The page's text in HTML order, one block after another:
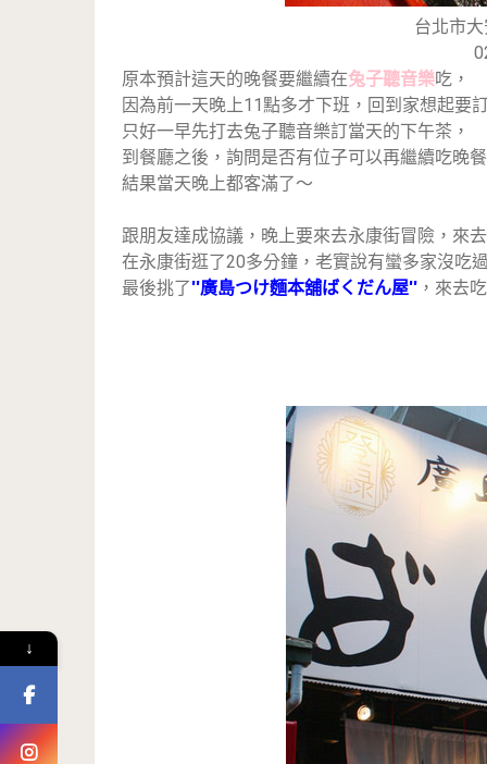
台北市
原本預計這天的晚餐要繼續在兔子聽音樂吃，
因為前一天晚上11點多才下班，回到家想起要
只好一早先打去兔子聽音樂訂當天的下午茶，
到餐廳之後，詢問是否有位子可以再繼續吃晚
結果當天晚上都客滿了～
跟朋友達成協議，晚上要來去永康街冒險，來
在永康街逛了20多分鐘，老實說有蠻多家沒吃
最後挑了''廣島つけ麵本舖ばくだん屋'' ，來去
↓